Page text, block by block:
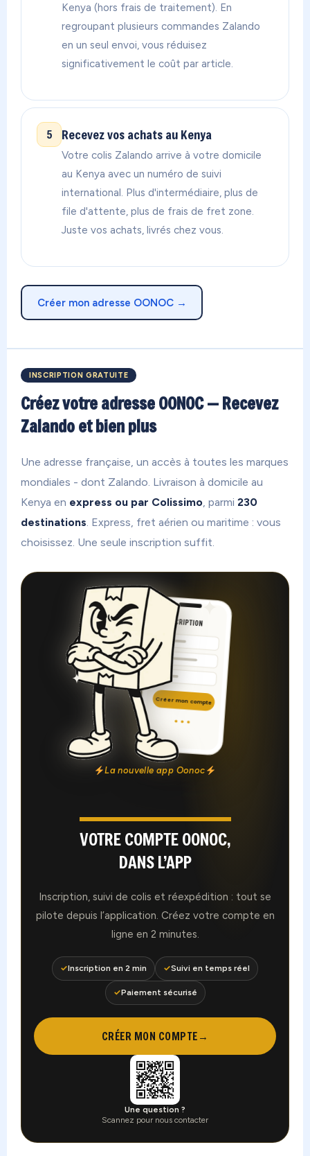
Kenya (hors frais de traitement). En
regroupant plusieurs commandes Zalando
en un seul envoi, vous réduisez
significativement le coût par article.
5 Recevez vos achats au Kenya
Votre colis Zalando arrive à votre domicile
au Kenya avec un numéro de suivi
international. Plus d'intermédiaire, plus de
file d'attente, plus de frais de fret zone.
Juste vos achats, livrés chez vous.
Créer mon adresse OONOC →
INSCRIPTION GRATUITE
Créez votre adresse OONOC — Recevez
Zalando et bien plus
Une adresse française, un accès à toutes les marques
mondiales - dont Zalando. Livraison à domicile au
Kenya en express ou par Colissimo, parmi 230
destinations. Express, fret aérien ou maritime : vous
choisissez. Une seule inscription suffit.
La nouvelle app Oonoc
VOTRE COMPTE OONOC,
DANS L’APP
Inscription, suivi de colis et réexpédition : tout se
pilote depuis l’application. Créez votre compte en
ligne en 2 minutes.
✓Inscription en 2 min ✓Suivi en temps réel
✓Paiement sécurisé
CRÉER MON COMPTE →
Une question ?
Scannez pour nous contacter
INSCRIPTION
Créer mon compte